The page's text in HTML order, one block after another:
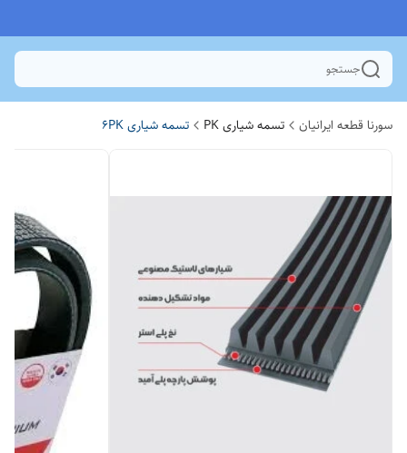
جستجو
سورنا قطعه ایرانیان تسمه شیاری PK تسمه شیاری 6PK